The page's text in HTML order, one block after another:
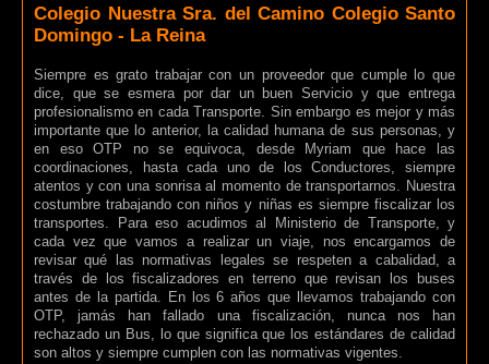
Colegio Nuestra Sra. del Camino Colegio Santo
Domingo - La Reina
Siempre es grato trabajar con un proveedor que cumple lo que
dice, que se esmera por dar un buen Servicio y que entrega
profesionalismo en cada Transporte. Sin embargo es mejor y más
importante que lo anterior, la calidad humana de sus personas, y
en eso OTP no se equivoca, desde Myriam que hace las
coordinaciones, hasta cada uno de los Conductores, siempre
atentos y con una sonrisa al momento de transportarnos. Nuestra
costumbre trabajando con niños y niñas es siempre fiscalizar los
transportes. Para eso acudimos al Ministerio de Transporte, y
cada vez que vamos a realizar un viaje, nos encargamos de
revisar qué las normativas legales se respeten a cabalidad, a
través de los fiscalizadores en terreno que revisan los buses
antes de la partida. En los 6 años que llevamos trabajando con
OTP, jamás han fallado una fiscalización, nunca nos han
rechazado un Bus, lo que significa que los estándares de calidad
son altos y siempre cumplen con las normativas vigentes.